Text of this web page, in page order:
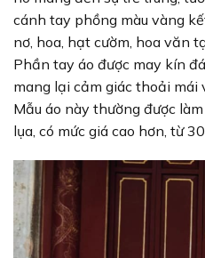
cánh tay phồng màu vàng
nơ, hoa, hạt cườm, hoa văn
Phần tay áo được may kín
mang lại cảm giác thoải mái
Mẫu áo này thường được
lụa, có mức giá cao hơn, từ